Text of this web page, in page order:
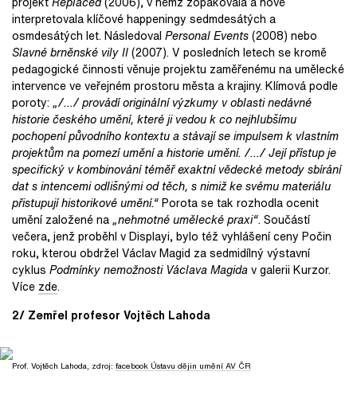
interpretovala klíčové happeningy sedmdesátých a
osmdesátých let. Následoval Personal Events(2008) nebo
Slavné brněnské vily II(2007). V posledních letech se kromě
pedagogické činnosti věnuje projektu zaměřenému na umělecké
intervence ve veřejném prostoru města a krajiny. Klímová podle
poroty: „/…/ provádí originální výzkumy v oblasti nedávné
historie českého umění, které ji vedou k co nejhlubšímu
pochopení původního kontextu a stávají se impulsem k vlastním
projektům na pomezí umění a historie umění. /…/ Její přístup je
specifický v kombinování téměř exaktní vědecké metody sbírání
dat s intencemi odlišnými od těch, s nimiž ke svému materiálu
přistupují historikové umění.“Porota se tak rozhodla ocenit
umění založené na„nehmotné umělecké praxi“. Součástí
večera, jenž proběhl v Displayi, bylo též vyhlášení ceny Počin
roku, kterou obdržel Václav Magid za sedmidílný výstavní
cyklus Podmínky nemožnosti Václava Magidav galerii Kurzor.
Více zde.
2/ Zemřel profesor Vojtěch Lahoda
Prof. Vojtěch Lahoda, zdroj: facebook Ústavu dějin umění AV ČR